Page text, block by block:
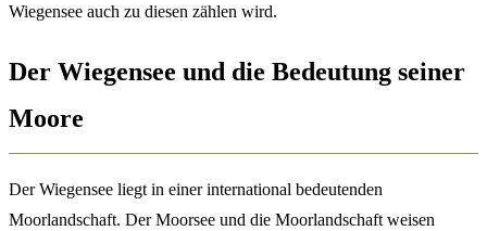
Wiegensee auch zu diesen zählen wird.
Der Wiegensee und die Bedeutung seiner
Moore
Der Wiegensee liegt in einer international bedeutenden
Moorlandschaft. Der Moorsee und die Moorlandschaft weisen